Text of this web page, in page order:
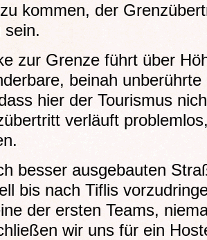
kommen, der
sein.
zur Grenze führt über
beinah
hier der Tourismus
verläuft
besser ausgebauten
bis nach Tiflis
der ersten Teams,
wir uns für ein